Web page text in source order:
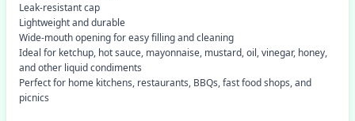
Leak-resistant cap
Lightweight and durable
Wide-mouth opening for easy filling and cleaning
Ideal for ketchup, hot sauce, mayonnaise, mustard, oil, vinegar, honey,
and other liquid condiments
Perfect for home kitchens, restaurants, BBQs, fast food shops, and
picnics